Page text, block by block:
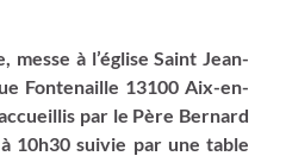
, messe à l’église Saint Jean-
Fontenaille 13100 Aix-en-
par le Père Bernard
10h30 suivie par une table